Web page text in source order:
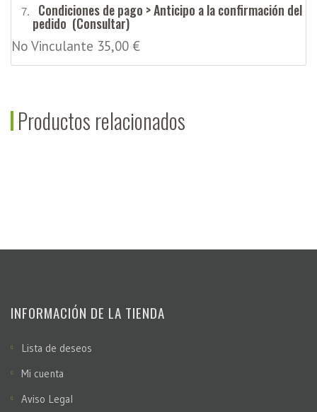
Condiciones de pago > Anticipo a la confirmación del
pedido (Consultar)
No Vinculante 35,00 €
Productos relacionados
INFORMACIÓN DE LA TIENDA
Lista de deseos
Mi cuenta
Aviso Legal